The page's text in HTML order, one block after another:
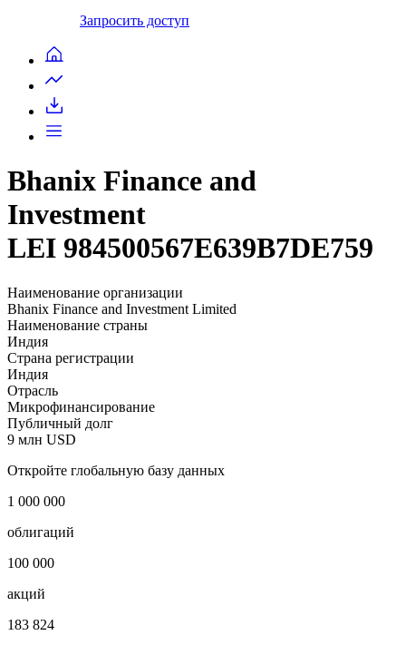
Запросить доступ
Bhanix Finance and
Investment
LEI 984500567E639B7DE759
Наименование организации
Bhanix Finance and Investment Limited
Наименование страны
Индия
Страна регистрации
Индия
Отрасль
Микрофинансирование
Публичный долг
9 млн USD
Откройте глобальную базу данных
1 000 000
облигаций
100 000
акций
183 824